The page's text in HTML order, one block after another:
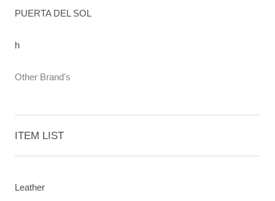
PUERTA DEL SOL
h
Other Brand's
ITEM LIST
Leather